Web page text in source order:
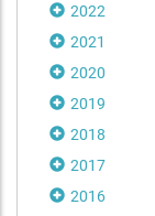
2022
2021
2020
2019
2018
2017
2016